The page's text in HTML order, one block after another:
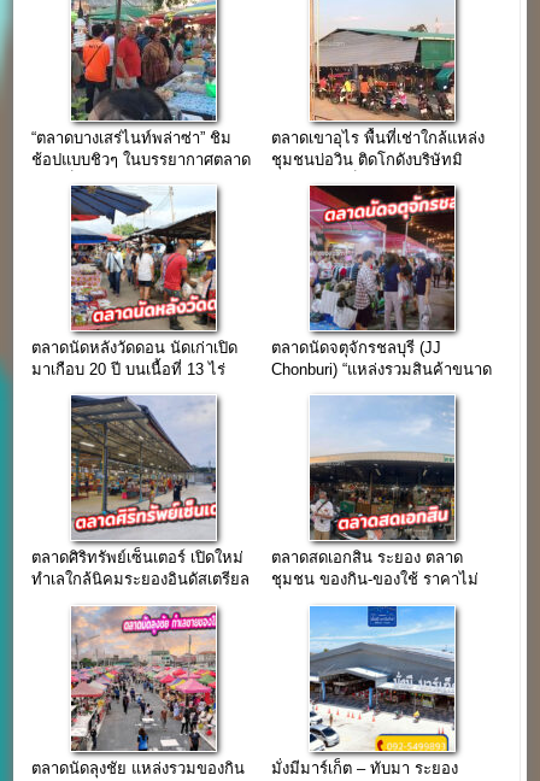
“ตลาดบางเสร่ไนท์พล่าซ่า” ชิม
ช้อปแบบชิวๆ ในบรรยากาศตลาด
ตลาดเขาอุไร พื้นที่เช่าใกล้แหล่ง
ชุมชนบ่อวิน ติดโกดังบริษัทมิ
ตลาดนัดหลังวัดดอน นัดเก่าเปิด
มาเกือบ 20 ปี บนเนื้อที่ 13 ไร่
ตลาดนัดจตุจักรชลบุรี (JJ
Chonburi) “แหล่งรวมสินค้าขนาด
ตลาดศิริทรัพย์เซ็นเตอร์ เปิดใหม่
ทำเลใกล้นิคมระยองอินดัสเตรียล
ตลาดสดเอกสิน ระยอง ตลาด
ชุมชน ของกิน-ของใช้ ราคาไม่
แพง ติด ถ.สุขุมวิท(รายวัน 80-
100 บาท)
ตลาดนัดลุงชัย แหล่งรวมของกิน
มั่งมีมาร์เก็ต – ทับมา ระยอง